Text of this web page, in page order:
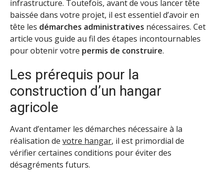
infrastructure. Toutefois, avant de vous lancer tête
baissée dans votre projet, il est essentiel d’avoir en
tête les démarches administratives nécessaires. Cet
article vous guide au fil des étapes incontournables
pour obtenir votre permis de construire.
Les prérequis pour la
construction d’un hangar
agricole
Avant d’entamer les démarches nécessaire à la
réalisation de votre hangar, il est primordial de
vérifier certaines conditions pour éviter des
désagréments futurs.